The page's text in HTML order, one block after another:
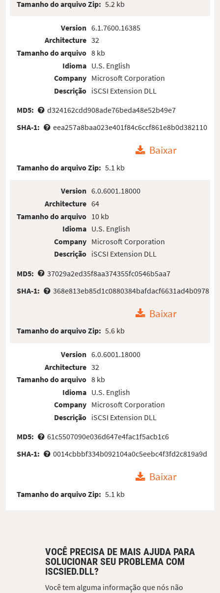
Tamanho do arquivo Zip: 5.2 kb
Version
Architecture
Tamanho do arquivo
Idioma
Company
Descrição
6.1.7600.16385
32
8 kb
U.S. English
Microsoft Corporation
iSCSI Extension DLL
MD5:
d324162cdd908ade76beda48e52b49e7
SHA-1:
eea257a8baa023e401f84c6ccf861e8b0d382110
Baixar
Tamanho do arquivo Zip: 5.1 kb
Version
Architecture
Tamanho do arquivo
Idioma
Company
Descrição
6.0.6001.18000
64
10 kb
U.S. English
Microsoft Corporation
iSCSI Extension DLL
MD5:
37029a2ed35f8aa374355fc0546b5aa7
SHA-1:
368e813eb85d1c0880384bafdacf6631ad4b0978
Baixar
Tamanho do arquivo Zip: 5.6 kb
Version
Architecture
Tamanho do arquivo
Idioma
Company
Descrição
6.0.6001.18000
32
8 kb
U.S. English
Microsoft Corporation
iSCSI Extension DLL
MD5:
61c5507090e036d647e4fac1f5acb1c6
SHA-1:
0014cbbbf334b092104a0c5eebc4f3fd2c819a9d
Baixar
Tamanho do arquivo Zip: 5.1 kb
VOCÊ PRECISA DE MAIS AJUDA PARA
SOLUCIONAR SEU PROBLEMA COM
ISCSIED.DLL?
Você tem alguma informação que nós não